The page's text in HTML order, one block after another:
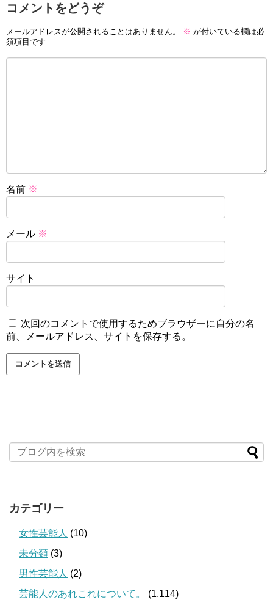
コメントをどうぞ
メールアドレスが公開されることはありません。 ※ が付いている欄は必
須項目です
名前 ※
メール ※
サイト
次回のコメントで使用するためブラウザーに自分の名
前、メールアドレス、サイトを保存する。
カテゴリー
女性芸能人 (10)
未分類 (3)
男性芸能人 (2)
芸能人のあれこれについて。
(1,114)